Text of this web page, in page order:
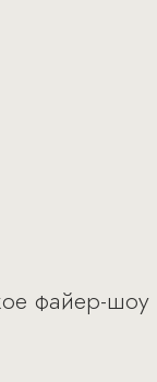
файер-шоу